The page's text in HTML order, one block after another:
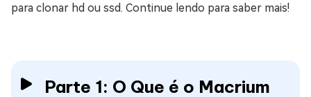
para clonar hd ou ssd. Continue lendo para saber mais!
Parte 1: O Que é o Macrium